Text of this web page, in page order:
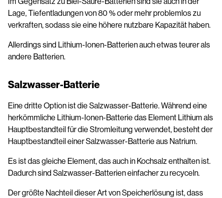
Lage, Tiefentladungen von 80 % oder mehr problemlos zu
verkraften, sodass sie eine höhere nutzbare Kapazität haben.
Allerdings sind Lithium-Ionen-Batterien auch etwas teurer als
andere Batterien.
Salzwasser-Batterie
Eine dritte Option ist die Salzwasser-Batterie. Während eine
herkömmliche Lithium-Ionen-Batterie das Element Lithium als
Hauptbestandteil für die Stromleitung verwendet, besteht der
Hauptbestandteil einer Salzwasser-Batterie aus Natrium.
Es ist das gleiche Element, das auch in Kochsalz enthalten ist.
Dadurch sind Salzwasser-Batterien einfacher zu recyceln.
Der größte Nachteil dieser Art von Speicherlösung ist, dass